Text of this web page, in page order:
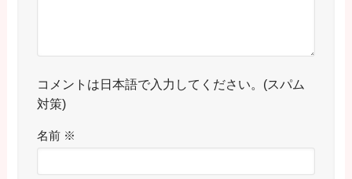
コメントは日本語で入力してください。(スパム
対策)
名前 ※